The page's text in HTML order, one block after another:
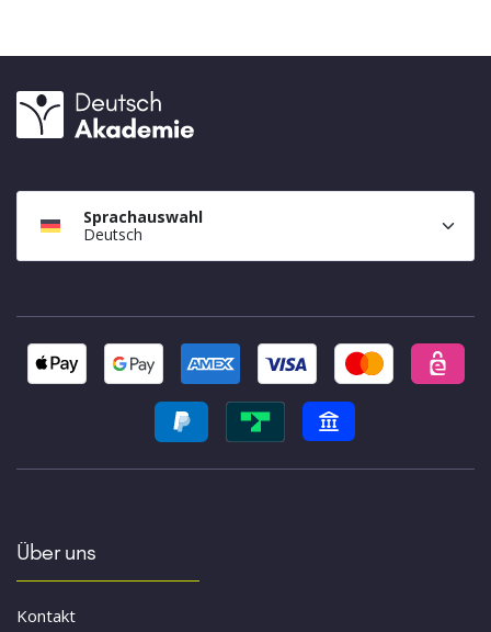
Sprachauswahl
Deutsch
Über uns
Kontakt